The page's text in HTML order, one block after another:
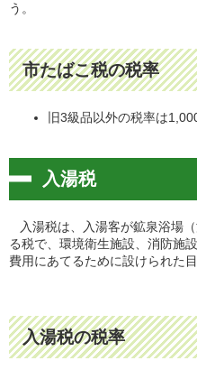
う。
市たばこ税の税率
旧3級品以外の税率は
入湯税
入湯税は、入湯客が鉱泉浴場
る税で、環境衛生施設、消防施
費用にあてるために設けられた目
入湯税の税率